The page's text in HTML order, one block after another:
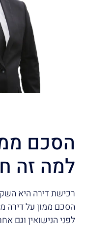
הסכם
למה זה
רכישת דירה היא
הסכם ממון על דירה
לפני הנישואין וגם